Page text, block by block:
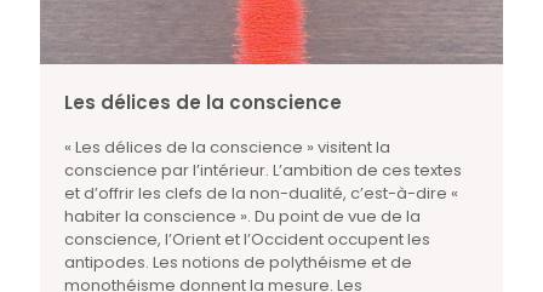
Les délices de la conscience
« Les délices de la conscience » visitent la
conscience par l’intérieur. L’ambition de ces textes
et d’offrir les clefs de la non-dualité, c’est-à-dire «
habiter la conscience ». Du point de vue de la
conscience, l’Orient et l’Occident occupent les
antipodes. Les notions de polythéisme et de
monothéisme donnent la mesure. Les